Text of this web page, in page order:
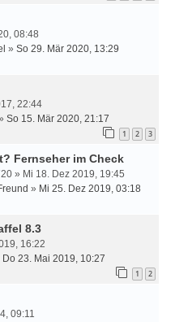
08:48
» So 29. Mär 2020, 13:29
22:44
So 15. Mär 2020, 21:17
1 2 3
Fernseher im Check
» Mi 18. Dez 2019, 19:45
» Mi 25. Dez 2019, 03:18
8.3
16:22
Do 23. Mai 2019, 10:27
1 2
09:11